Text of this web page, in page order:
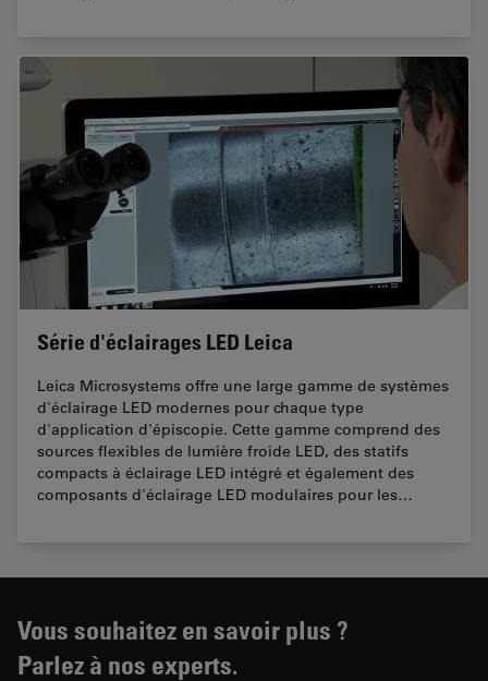
Série d'éclairages LED Leica
Leica Microsystems offre une large gamme de systèmes
d'éclairage LED modernes pour chaque type
d'application d'épiscopie. Cette gamme comprend des
sources flexibles de lumière froide LED, des statifs
compacts à éclairage LED intégré et également des
composants d'éclairage LED modulaires pour les…
Vous souhaitez en savoir plus ?
Parlez à nos experts.